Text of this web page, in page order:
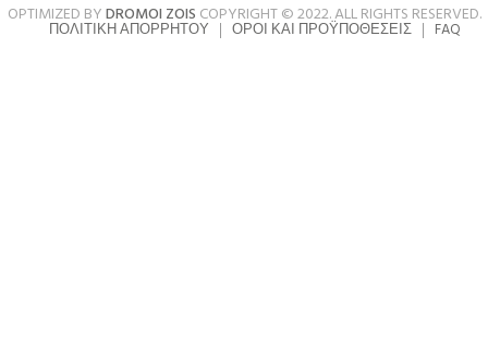
OPTIMIZED BYDROMOI ZOIS COPYRIGHT © 2022. ALL RIGHTS RESERVED.
ΠΟΛΙΤΙΚΉ ΑΠΟΡΡΉΤΟΥ ΌΡΟΙ ΚΑΙ ΠΡΟΫΠΟΘΈΣΕΙΣ FAQ